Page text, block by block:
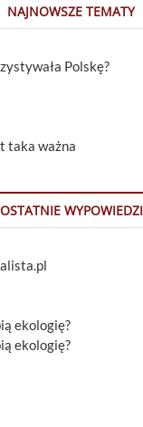
NAJNOWSZE TEMATY
Polskę?
taka ważna
OSTATNIE WYPOWIEDZI
ekologię?
ekologię?